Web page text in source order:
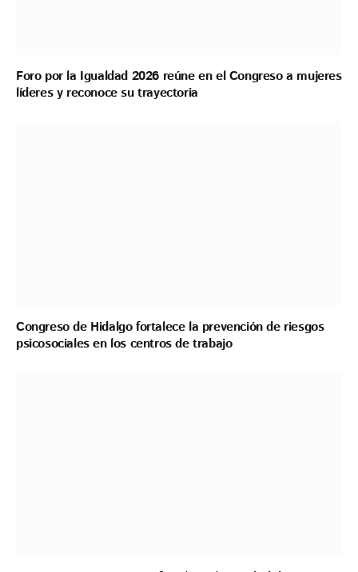
Foro por la Igualdad 2026 reúne en el Congreso a mujeres
líderes y reconoce su trayectoria
Congreso de Hidalgo fortalece la prevención de riesgos
psicosociales en los centros de trabajo